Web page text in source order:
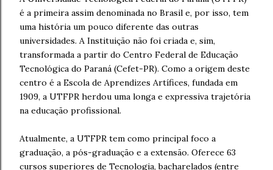
é a primeira assim denominada no Brasil e, por isso, tem
uma história um pouco diferente das outras
universidades. A Instituição não foi criada e, sim,
transformada a partir do Centro Federal de Educação
Tecnológica do Paraná (Cefet-PR). Como a origem deste
centro é a Escola de Aprendizes Artífices, fundada em
1909, a UTFPR herdou uma longa e expressiva trajetória
na educação profissional.
Atualmente, a UTFPR tem como principal foco a
graduação, a pós-graduação e a extensão. Oferece 63
cursos superiores de Tecnologia, bacharelados (entre